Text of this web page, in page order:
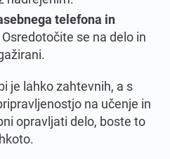
telefona in
Osredotočite se na delo in
je lahko zahtevnih, a s
na učenje in
opravljati delo, boste to